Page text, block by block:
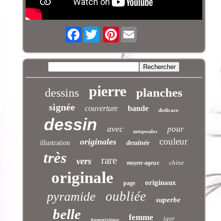
Facebook Pinterest
dessins pierre planches
signée couverture bande dedicace
dessin avec tatopoulos pour
illustration originales dessinée couleur
très vers rare moyen-ageux chine
originale page originaux
pyramide oubliée superbe
belle humoristique femme igor